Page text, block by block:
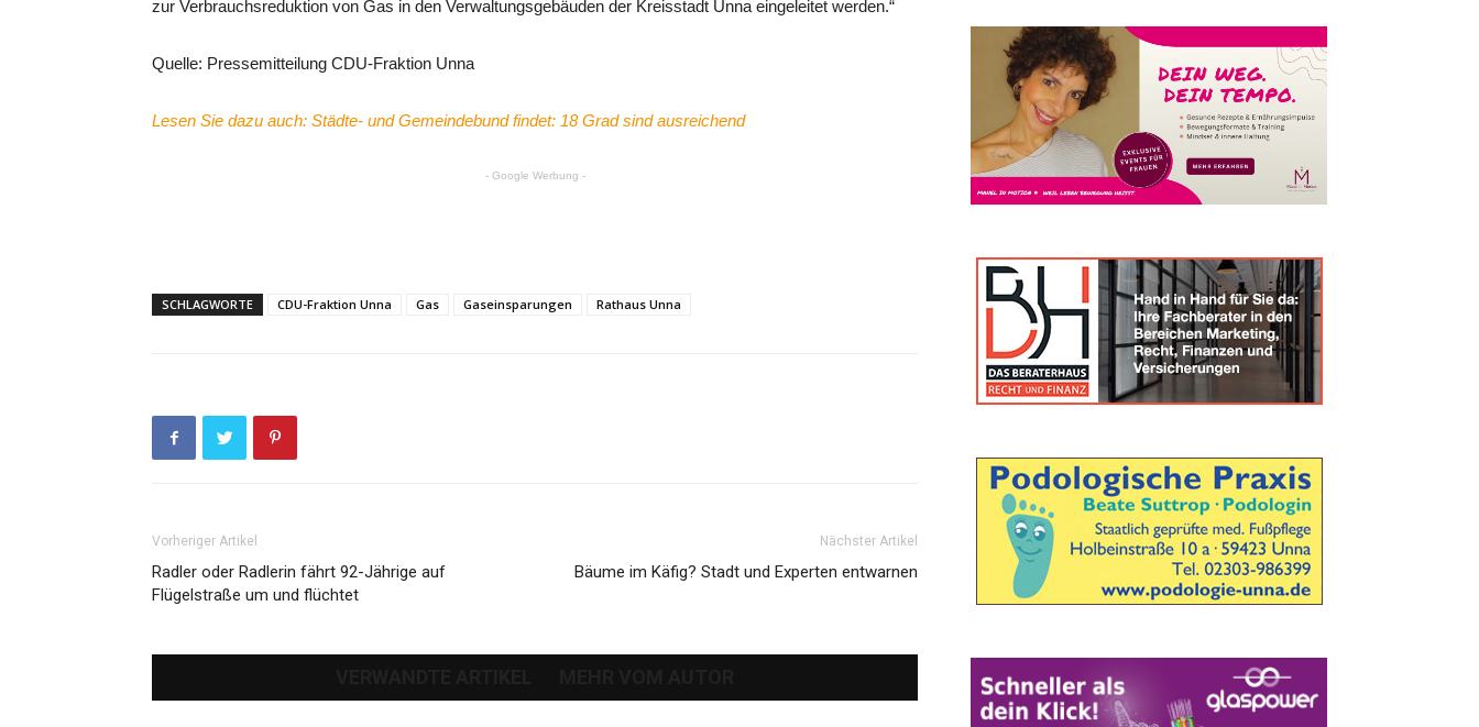
zur Verbrauchsreduktion von Gas in den Verwaltungsgebäuden der Kreisstadt Unna eingeleitet werden.“
Quelle: Pressemitteilung CDU-Fraktion Unna
Lesen Sie dazu auch: Städte- und Gemeindebund findet: 18 Grad sind ausreichend
- Google Werbung -
SCHLAGWORTE CDU-Fraktion Unna Gas Gaseinsparungen Rathaus Unna
Vorheriger Artikel
Radler oder Radlerin fährt 92-Jährige auf
Flügelstraße um und flüchtet
Nächster Artikel
Bäume im Käfig? Stadt und Experten entwarnen